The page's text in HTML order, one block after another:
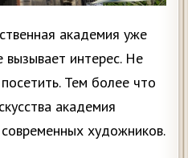
академия уже
интерес. Не
Тем более что
академия
художников.